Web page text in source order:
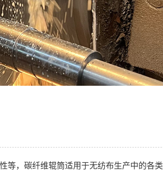
等，碳纤维辊筒适用于无纺布生产中的各类